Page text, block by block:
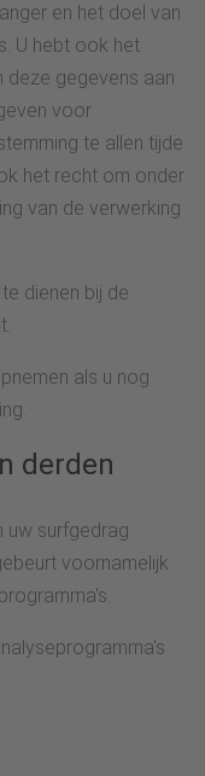
en het doel van
U hebt ook het
gegevens aan
voor
te allen tijde
het recht om onder
van de verwerking
dienen bij de
als u nog
derden
uw surfgedrag
voornamelijk